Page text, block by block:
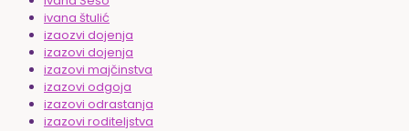
ivana štulić
izaozvi dojenja
izazovi dojenja
izazovi majčinstva
izazovi odgoja
izazovi odrastanja
izazovi roditeljstva